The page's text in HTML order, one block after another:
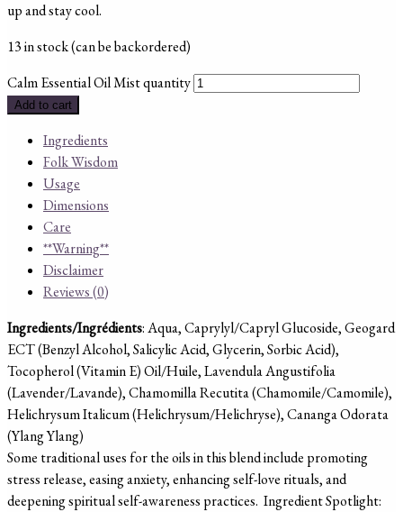
up and stay cool.
13 in stock (can be backordered)
Calm Essential Oil Mist quantity
Add to cart
Ingredients
Folk Wisdom
Usage
Dimensions
Care
**Warning**
Disclaimer
Reviews (0)
Ingredients/Ingrédients: Aqua, Caprylyl/Capryl Glucoside, Geogard
ECT (Benzyl Alcohol, Salicylic Acid, Glycerin, Sorbic Acid),
Tocopherol (Vitamin E) Oil/Huile, Lavendula Angustifolia
(Lavender/Lavande), Chamomilla Recutita (Chamomile/Camomile),
Helichrysum Italicum (Helichrysum/Helichryse), Cananga Odorata
(Ylang Ylang)
Some traditional uses for the oils in this blend include promoting
stress release, easing anxiety, enhancing self-love rituals, and
deepening spiritual self-awareness practices. Ingredient Spotlight: